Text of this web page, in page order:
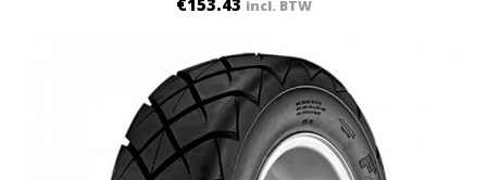
incl. BTW